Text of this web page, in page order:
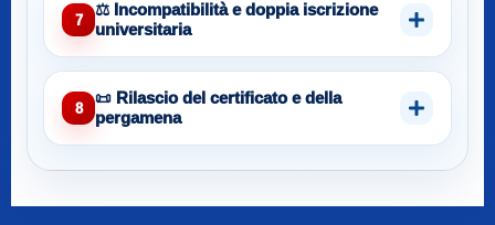
7
⚖️ Incompatibilità e doppia iscrizione
universitaria
8
📜 Rilascio del certificato e della
pergamena